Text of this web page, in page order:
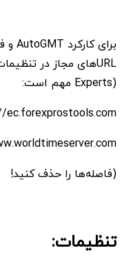
Experts) مهم است:
(فاصله‌ها را حذف کنید!
تنظیمات: